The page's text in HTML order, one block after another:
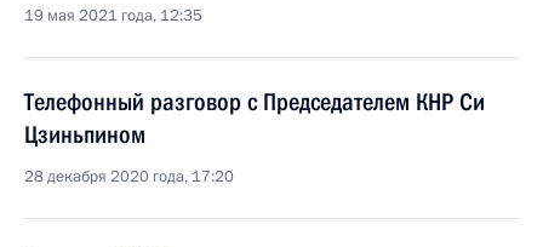
19 мая 2021 года, 12:35
Телефонный разговор с Председателем КНР Си
Цзиньпином
28 декабря 2020 года, 17:20